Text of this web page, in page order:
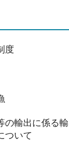
度
の輸出に係る
ついて